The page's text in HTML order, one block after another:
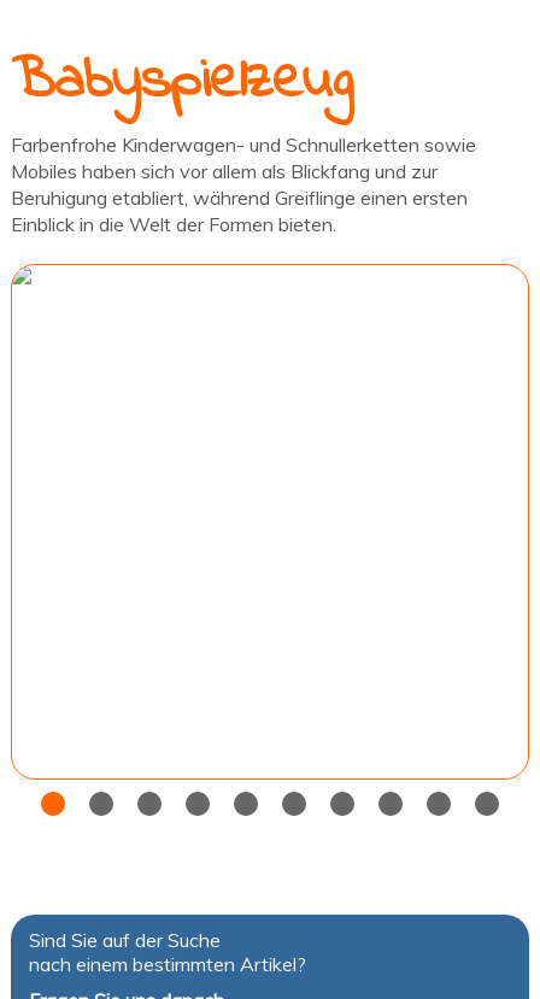
Babyspielzeug
Farbenfrohe Kinderwagen- und Schnullerketten sowie
Mobiles haben sich vor allem als Blickfang und zur
Beruhigung etabliert, während Greiflinge einen ersten
Einblick in die Welt der Formen bieten.
Sind Sie auf der Suche
nach einem bestimmten Artikel?